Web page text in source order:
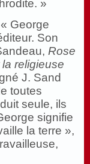
»
George
Son
Rose
religieuse
J. Sand
toutes
seule, ils
signifie
la terre »,